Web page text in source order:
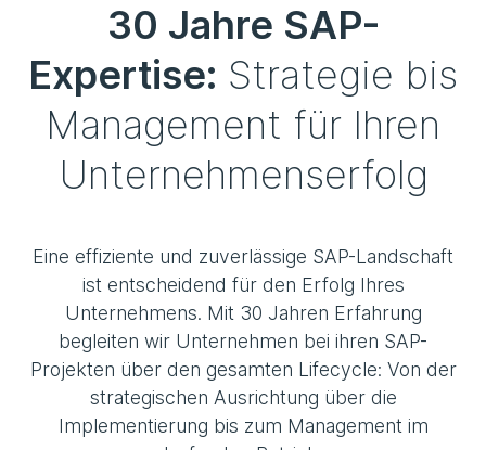
30 Jahre SAP-
Expertise: Strategie bis
Management für Ihren
Unternehmenserfolg
Eine effiziente und zuverlässige SAP-Landschaft
ist entscheidend für den Erfolg Ihres
Unternehmens. Mit 30 Jahren Erfahrung
begleiten wir Unternehmen bei ihren SAP-
Projekten über den gesamten Lifecycle: Von der
strategischen Ausrichtung über die
Implementierung bis zum Management im